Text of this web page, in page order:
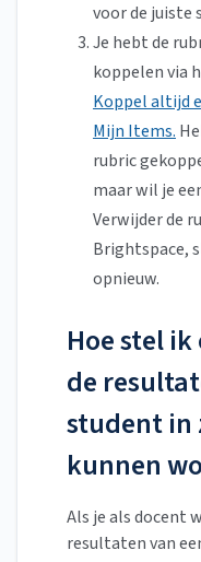
voor de juiste
Je hebt de
koppelen via
Koppel altijd
Mijn Items.
rubric
maar wil je
Verwijder de
Brightspace,
opnieuw.
Hoe stel
de
student in
kunnen
Als je als docent
resultaten van